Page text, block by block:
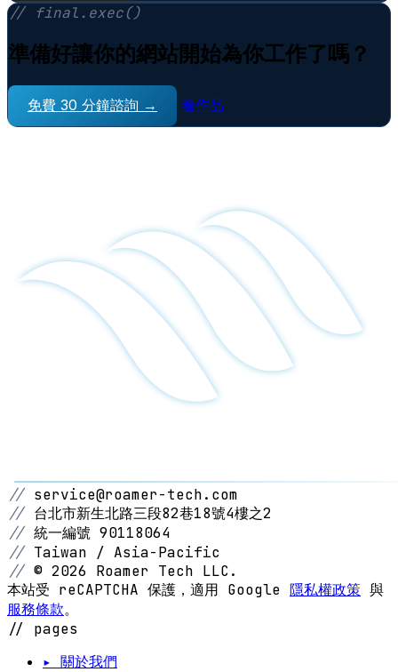
// final.exec()
準備好讓你的網站開始為你工作了嗎？
免費 30 分鐘諮詢 → 看作品
// service@roamer-tech.com
// 台北市新生北路三段82巷18號4樓之2
// 統一編號 90118064
// Taiwan / Asia-Pacific
// © 2026 Roamer Tech LLC.
本站受 reCAPTCHA 保護，適用 Google 隱私權政策 與
服務條款。
// pages
▸ 關於我們